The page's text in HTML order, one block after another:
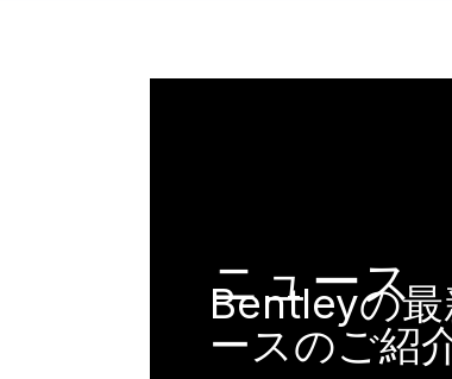
ニュース
Bentleyの最
ースのご紹